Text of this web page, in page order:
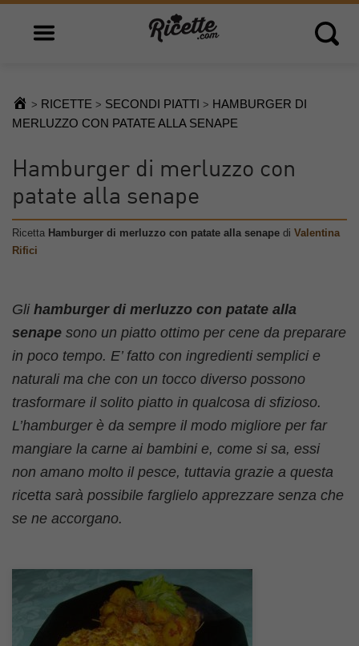
Open main menu Open
> RICETTE > SECONDI PIATTI > HAMBURGER DI
MERLUZZO CON PATATE ALLA SENAPE
Hamburger di merluzzo con
patate alla senape
Ricetta Hamburger di merluzzo con patate alla senape di Valentina
Rifici
Gli hamburger di merluzzo con patate alla
senape sono un piatto ottimo per cene da preparare
in poco tempo. E’ fatto con ingredienti semplici e
naturali ma che con un tocco diverso possono
trasformare il solito piatto in qualcosa di sfizioso.
L’hamburger è da sempre il modo migliore per far
mangiare la carne ai bambini e, come si sa, essi
non amano molto il pesce, tuttavia grazie a questa
ricetta sarà possibile farglielo apprezzare senza che
se ne accorgano.